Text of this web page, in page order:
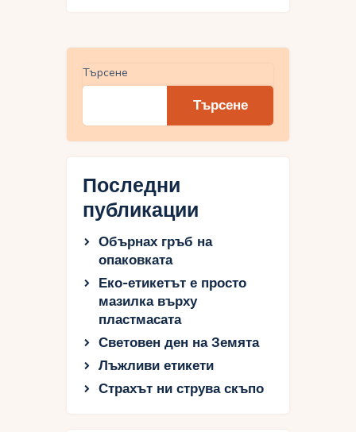
Търсене
Търсене
Последни
публикации
Обърнах гръб на
опаковката
Еко-етикетът е просто
мазилка върху
пластмасата
Световен ден на Земята
Лъжливи етикети
Страхът ни струва скъпо